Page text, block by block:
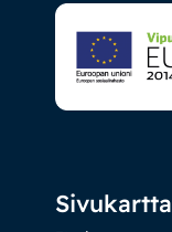
Sivukartta